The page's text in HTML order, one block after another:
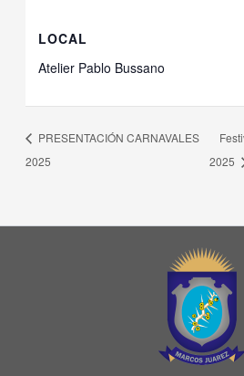
LOCAL
Atelier Pablo Bussano
PRESENTACIÓN CARNAVALES
2025
2025